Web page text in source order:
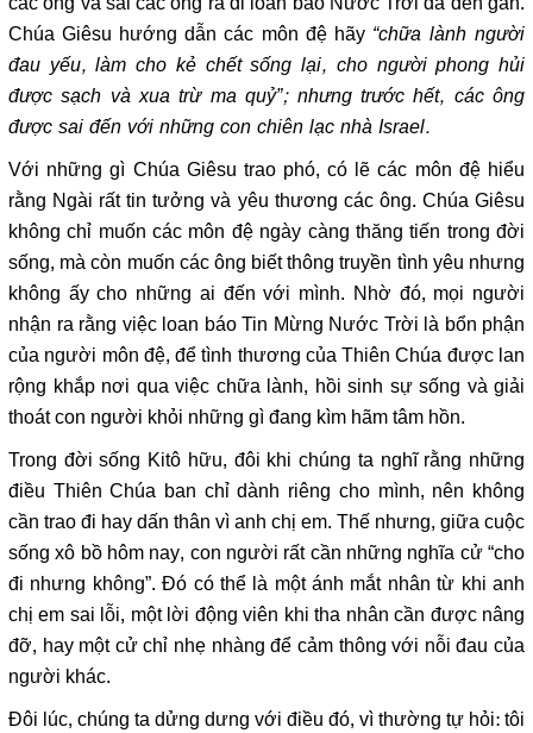
Chúa Giêsu hướng dẫn các môn đệ hãy “chữa lành người
đau yếu, làm cho kẻ chết sống lại, cho người phong hủi
được sạch và xua trừ ma quỷ”; nhưng trước hết, các ông
được sai đến với những con chiên lạc nhà Israel.
Với những gì Chúa Giêsu trao phó, có lẽ các môn đệ hiểu
rằng Ngài rất tin tưởng và yêu thương các ông. Chúa Giêsu
không chỉ muốn các môn đệ ngày càng thăng tiến trong đời
sống, mà còn muốn các ông biết thông truyền tình yêu nhưng
không ấy cho những ai đến với mình. Nhờ đó, mọi người
nhận ra rằng việc loan báo Tin Mừng Nước Trời là bổn phận
của người môn đệ, để tình thương của Thiên Chúa được lan
rộng khắp nơi qua việc chữa lành, hồi sinh sự sống và giải
thoát con người khỏi những gì đang kìm hãm tâm hồn.
Trong đời sống Kitô hữu, đôi khi chúng ta nghĩ rằng những
điều Thiên Chúa ban chỉ dành riêng cho mình, nên không
cần trao đi hay dấn thân vì anh chị em. Thế nhưng, giữa cuộc
sống xô bồ hôm nay, con người rất cần những nghĩa cử “cho
đi nhưng không”. Đó có thể là một ánh mắt nhân từ khi anh
chị em sai lỗi, một lời động viên khi tha nhân cần được nâng
đỡ, hay một cử chỉ nhẹ nhàng để cảm thông với nỗi đau của
người khác.
Đôi lúc, chúng ta dửng dưng với điều đó, vì thường tự hỏi: tôi